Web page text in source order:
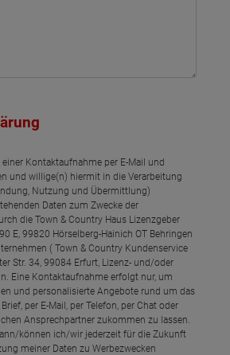
Kontaktaufnahme per E-Mail und
und willige(n) hiermit in die Verarbeitung
Nutzung und Übermittlung)
Daten zum Zwecke der
die Town & Country Haus Lizenzgeber
E, 99820 Hörselberg-Hainich OT Behringen
( Town & Country Kundenservice
Str. 34, 99084 Erfurt, Lizenz- und/oder
Eine Kontaktaufnahme erfolgt nur, um
und personalisierte Angebote rund um das
per E-Mail, per Telefon, per Chat oder
Ansprechpartner zukommen zu lassen.
können ich/wir jederzeit für die Zukunft
meiner Daten zu Werbezwecken